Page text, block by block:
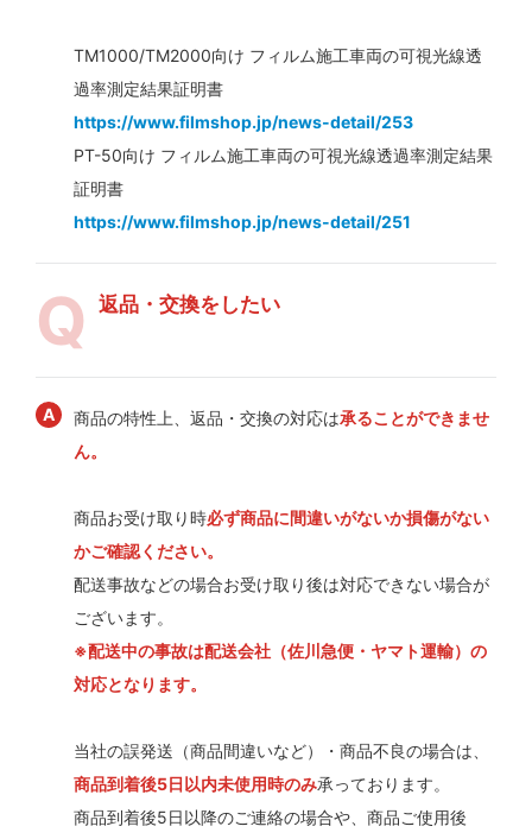
TM1000/TM2000向け フィルム施工車両の可視光線透
過率測定結果証明書
https://www.filmshop.jp/news-detail/253
PT-50向け フィルム施工車両の可視光線透過率測定結果
証明書
https://www.filmshop.jp/news-detail/251
返品・交換をしたい
商品の特性上、返品・交換の対応は承ることができませ
ん。
商品お受け取り時必ず商品に間違いがないか損傷がない
かご確認ください。
配送事故などの場合お受け取り後は対応できない場合が
ございます。
※配送中の事故は配送会社（佐川急便・ヤマト運輸）の
対応となります。
当社の誤発送（商品間違いなど）・商品不良の場合は、
商品到着後5日以内未使用時のみ承っております。
商品到着後5日以降のご連絡の場合や、商品ご使用後